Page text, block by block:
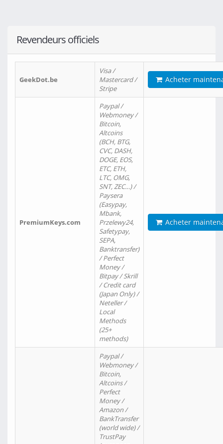
Revendeurs officiels
GeekDot.be
Visa /
Mastercard /
Stripe
Acheter
PremiumKeys.com
Paypal /
Webmoney /
Bitcoin,
Altcoins
(BCH, BTG,
CVC, DASH,
DOGE, EOS,
ETC, ETH,
LTC, OMG,
SNT, ZEC…) /
Paysera
(Easypay,
Mbank,
Przelewy24,
Safetypay,
SEPA,
Banktransfer)
/ Perfect
Money /
Bitpay / Skrill
/ Credit card
(Japan Only) /
Neteller /
Local
Methods
(25+
methods)
Acheter
Paypal /
Webmoney /
Bitcoin,
Altcoins /
Perfect
Money /
Amazon /
BankTransfer
(world wide) /
TrustPay